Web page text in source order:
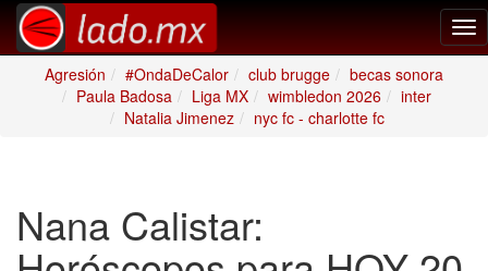
Agresión
#OndaDeCalor club brugge
becas sonora
Paula Badosa
Liga MX wimbledon 2026
inter
Natalia Jimenez
nyc fc - charlotte fc
Nana Calistar: